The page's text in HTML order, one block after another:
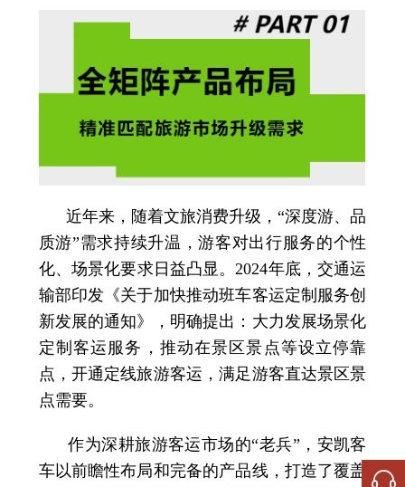
近年来，随着文旅消费升级，“深度游、品
质游”需求持续升温，游客对出行服务的个性
化、场景化要求日益凸显。2024年底，交通运
输部印发《关于加快推动班车客运定制服务创
新发展的通知》，明确提出：大力发展场景化
定制客运服务，推动在景区景点等设立停靠
点，开通定线旅游客运，满足游客直达景区景
点需要。
作为深耕旅游客运市场的“老兵”，安凯客
车以前瞻性布局和完备的产品线，打造了覆盖